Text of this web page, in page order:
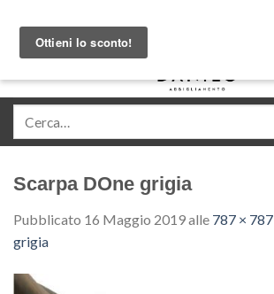
content
Scarpa DOne grigia
Pubblicato 16 Maggio 2019alle 787 × 787
grigia